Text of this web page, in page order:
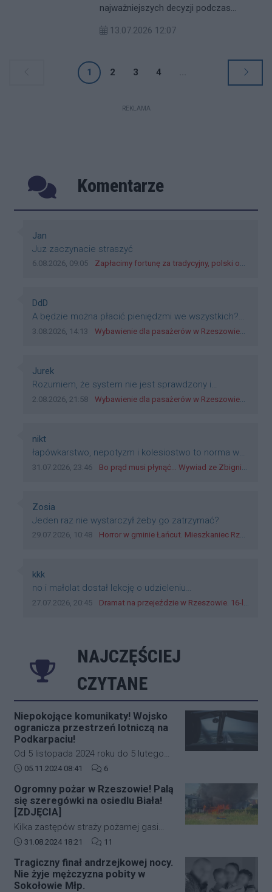
najważniejszych decyzji podczas
dużej mierze wpływa na atmosferę
13.07.2026 12:07
1 2 3 4
REKLAMA
Komentarze
Autor komentarza:
Jan
Treść komentarza:
Juz zaczynacie straszyć
Data dodania komentarza:
6.08.2026, 09:05 Źródło komentarza:
Zapłacimy fortunę za tradycyjny, polski obiad?! Ceny ziemniaków w skupach skoczyły o 265 procent!
Autor komentarza:
DdD
Treść komentarza:
A będzie można płacić pieniędzmi we wszystkich?
Bo banknoty emitowane przez Narodowy Bank
dyskryminację.
Data dodania komentarza:
3.08.2026, 14:13 Źródło komentarza:
Wybawienie dla pasażerów w Rzeszowie? W mieście ruszyły testy nowego rozwiązania
Autor komentarza:
Jurek
Treść komentarza:
Rozumiem, że system nie jest sprawdzony i
przetestowany. Wybieram się z mim młodym do
radę. Albo ogarną, jak to teraz młode ludzie mówią.
Data dodania komentarza:
2.08.2026, 21:58 Źródło komentarza:
Wybawienie dla pasażerów w Rzeszowie? W mieście ruszyły testy nowego rozwiązania
Autor komentarza:
nikt
Treść komentarza:
łapówkarstwo, nepotyzm i kolesiostwo to norma w
pge dystrybucja rzeszów, takie ***e jak wozowicz
Data dodania komentarza:
31.07.2026, 23:46 Źródło komentarza:
Bo prąd musi płynąć... Wywiad ze Zbigniewem Możdżeniem - Dyrektorem Generalnym Oddziału PGE Dystrybucja w Rzeszowie
Autor komentarza:
Zosia
Treść komentarza:
Jeden raz nie wystarczył żeby go zatrzymać?
Data dodania komentarza:
29.07.2026, 10:48 Źródło komentarza:
Horror w gminie Łańcut. Mieszkaniec Rzeszowa terroryzował rodzinę nożem i zaatakował policjantów! [VIDEO]
Autor komentarza:
kkk
Treść komentarza:
no i małolat dostał lekcję o udzieleniu
pierwszeństwa
Data dodania komentarza:
27.07.2026, 20:45 Źródło komentarza:
Dramat na przejeździe w Rzeszowie. 16-latek na hulajnodze wjechał wprost pod szynobus
NAJCZĘŚCIEJ
CZYTANE
Niepokojące komunikaty! Wojsko
ogranicza przestrzeń lotniczą na
Podkarpaciu!
Od 5 listopada 2024 roku do 5 lutego
2025 roku w południowo-wschodniej
obowiązywać będą nowe, bardziej
restrykcyjne zasady dotyczące ruchu
lotniczego. Decyzja ta została podjęta
na wniosek Dowództwa Operacyjnego
Rodzajów Sił Zbrojnych i wprowadza
strefę ograniczonej lotności EP R125.
Data dodania artykułu:
05.11.2024 08:41 Liczba komentarzy artykułu:
6
Ogromny pożar w Rzeszowie! Palą
się szeregówki na osiedlu Biała!
[ZDJĘCIA]
Kilka zastępów straży pożarnej gasi
duży pożar budynków mieszkalnych w
kardynała Karola Wojtyły na
rzeszowskim osiedlu Biała.
Data dodania artykułu:
31.08.2024 18:21 Liczba komentarzy artykułu:
11
Tragiczny finał andrzejkowej nocy.
Nie żyje mężczyzna pobity w
Sokołowie Młp.